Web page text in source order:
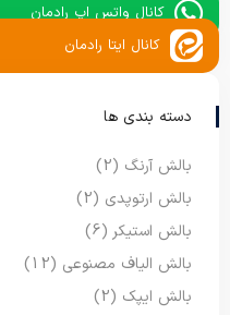
کانال واتس اپ رادمان
کانال ایتا رادمان
دسته بندی ها
بالش آرنگ (2)
بالش ارتوپدی (2)
بالش استیکر (6)
بالش الیاف مصنوعی (12)
بالش ایپک (2)